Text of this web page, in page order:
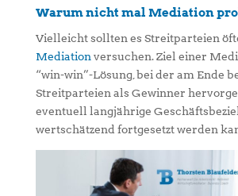
Warum nicht mal Mediation
Vielleicht sollten es Streitparteien
Mediationversuchen. Ziel einer
“win-win”-Lösung, bei der am Ende
Streitparteien als Gewinner
eventuell langjährige
wertschätzend fortgesetzt werden